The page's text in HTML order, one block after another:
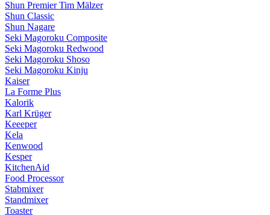
Shun Premier Tim Mälzer
Shun Classic
Shun Nagare
Seki Magoroku Composite
Seki Magoroku Redwood
Seki Magoroku Shoso
Seki Magoroku Kinju
Kaiser
La Forme Plus
Kalorik
Karl Krüger
Keeeper
Kela
Kenwood
Kesper
KitchenAid
Food Processor
Stabmixer
Standmixer
Toaster